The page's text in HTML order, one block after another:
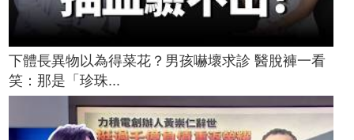
下體長異物以為得菜花？男孩嚇壞求診 醫脫褲一看
笑：那是「珍珠...